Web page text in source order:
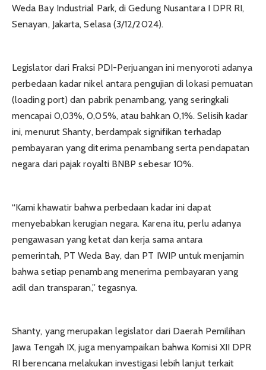
Weda Bay Industrial Park, di Gedung Nusantara I DPR RI,
Senayan, Jakarta, Selasa (3/12/2024).
Legislator dari Fraksi PDI-Perjuangan ini menyoroti adanya
perbedaan kadar nikel antara pengujian di lokasi pemuatan
(loading port) dan pabrik penambang, yang seringkali
mencapai 0,03%, 0,05%, atau bahkan 0,1%. Selisih kadar
ini, menurut Shanty, berdampak signifikan terhadap
pembayaran yang diterima penambang serta pendapatan
negara dari pajak royalti BNBP sebesar 10%.
“Kami khawatir bahwa perbedaan kadar ini dapat
menyebabkan kerugian negara. Karena itu, perlu adanya
pengawasan yang ketat dan kerja sama antara
pemerintah, PT Weda Bay, dan PT IWIP untuk menjamin
bahwa setiap penambang menerima pembayaran yang
adil dan transparan,” tegasnya.
Shanty, yang merupakan legislator dari Daerah Pemilihan
Jawa Tengah IX, juga menyampaikan bahwa Komisi XII DPR
RI berencana melakukan investigasi lebih lanjut terkait